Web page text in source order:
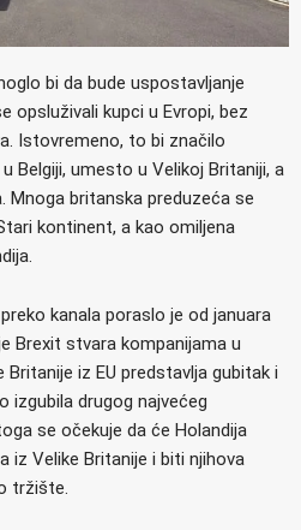
bi da bude uspostavljanje
opsluživali kupci u Evropi, bez
Istovremeno, to bi značilo
Belgiji, umesto u Velikoj Britaniji, a
Mnoga britanska preduzeća se
kontinent, a kao omiljena
kanala poraslo je od januara
Brexit stvara kompanijama u
Britanije iz EU predstavlja gubitak i
izgubila drugog najvećeg
se očekuje da će Holandija
iz Velike Britanije i biti njihova
tržište.